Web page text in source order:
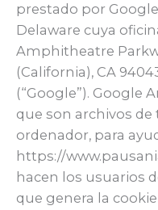
prestado por
Delaware cuya
Amphitheatre
(California), CA
(“Google”). Google
que son archivos
ordenador, para
https://
hacen los usuarios
que genera la